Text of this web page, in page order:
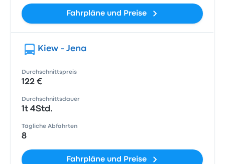
Fahrpläne und Preise
Kiew - Jena
Durchschnittspreis
122 €
Durchschnittsdauer
1t 4Std.
Tägliche Abfahrten
8
Fahrpläne und Preise